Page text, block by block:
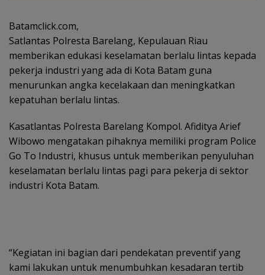
Batamclick.com,
Satlantas Polresta Barelang, Kepulauan Riau
memberikan edukasi keselamatan berlalu lintas kepada
pekerja industri yang ada di Kota Batam guna
menurunkan angka kecelakaan dan meningkatkan
kepatuhan berlalu lintas.
Kasatlantas Polresta Barelang Kompol. Afiditya Arief
Wibowo mengatakan pihaknya memiliki program Police
Go To Industri, khusus untuk memberikan penyuluhan
keselamatan berlalu lintas pagi para pekerja di sektor
industri Kota Batam.
“Kegiatan ini bagian dari pendekatan preventif yang
kami lakukan untuk menumbuhkan kesadaran tertib